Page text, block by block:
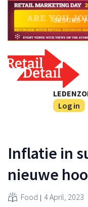
Log in
Inflatie in
nieuwe
Food 4 April, 2023